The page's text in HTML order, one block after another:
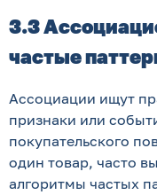
3.3
частые
Ассоциации ищут
признаки или
покупательского
один товар, часто
алгоритмы частых